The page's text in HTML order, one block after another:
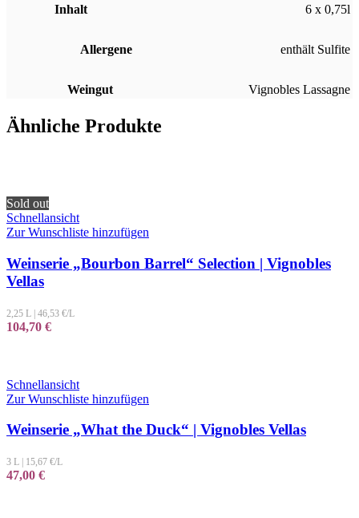
Inhalt 6 x 0,75l
Allergene enthält Sulfite
Weingut Vignobles Lassagne
Ähnliche Produkte
Sold out
Schnellansicht
Zur Wunschliste hinzufügen
Weinserie „Bourbon Barrel“ Selection | Vignobles
Vellas
2,25 L | 46,53 €/L
104,70 €
Schnellansicht
Zur Wunschliste hinzufügen
Weinserie „What the Duck“ | Vignobles Vellas
3 L 15,67 €/L
47,00 €